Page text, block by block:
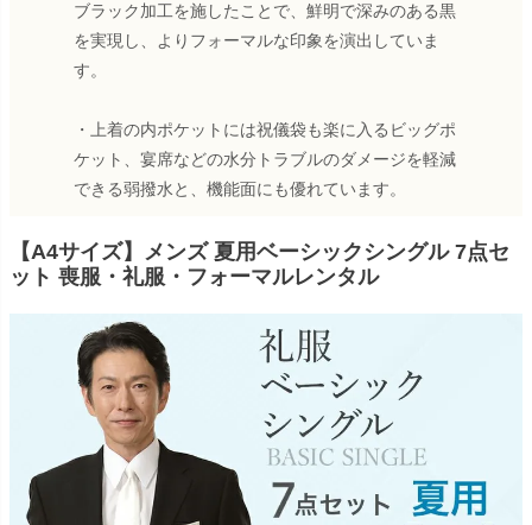
ブラック加工を施したことで、鮮明で深みのある黒
を実現し、よりフォーマルな印象を演出していま
す。
・上着の内ポケットには祝儀袋も楽に入るビッグポ
ケット、宴席などの水分トラブルのダメージを軽減
できる弱撥水と、機能面にも優れています。
【A4サイズ】メンズ 夏用ベーシックシングル 7点セ
ット 喪服・礼服・フォーマルレンタル